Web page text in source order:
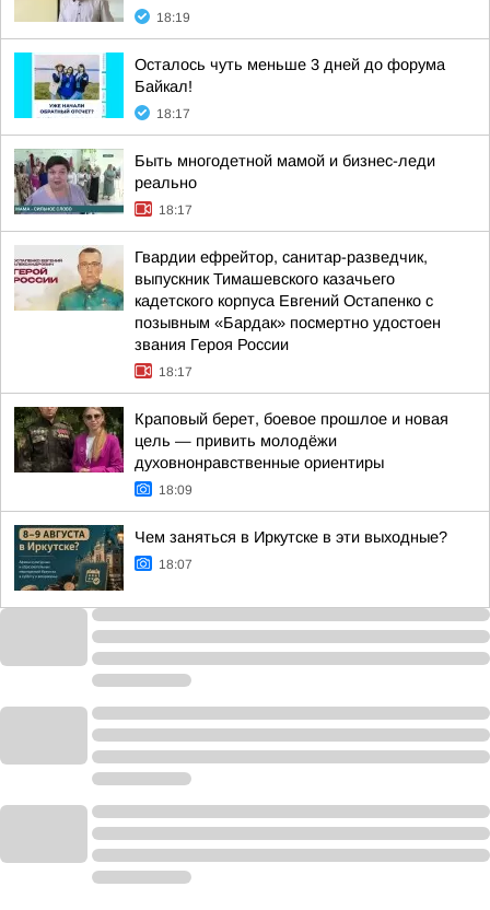
18:19
Осталось чуть меньше 3 дней до форума
Байкал!
18:17
Быть многодетной мамой и бизнес-леди
реально
18:17
Гвардии ефрейтор, санитар-разведчик,
выпускник Тимашевского казачьего
кадетского корпуса Евгений Остапенко с
позывным «Бардак» посмертно удостоен
звания Героя России
18:17
Краповый берет, боевое прошлое и новая
цель — привить молодёжи
духовнонравственные ориентиры
18:09
Чем заняться в Иркутске в эти выходные?
18:07